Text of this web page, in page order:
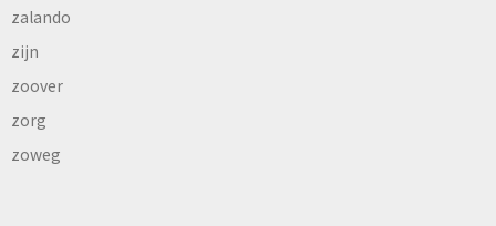
zalando
zijn
zoover
zorg
zoweg